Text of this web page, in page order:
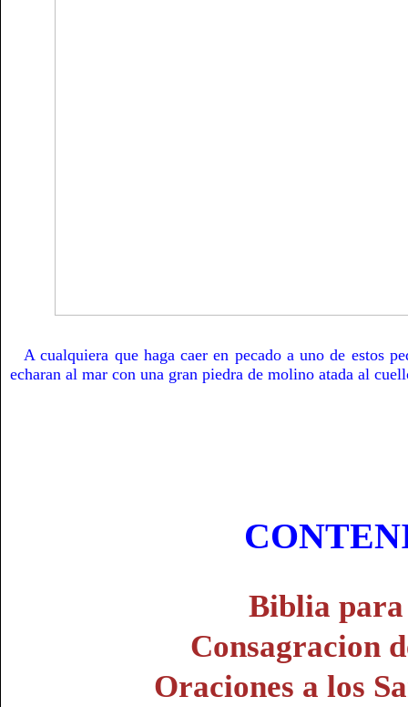
A cualquiera que haga caer en pecado a uno de estos
echaran al mar con una gran piedra de molino atada al
Biblia para
Consagracion
Oraciones a los